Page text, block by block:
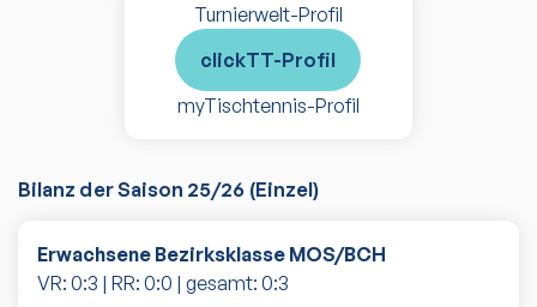
Turnierwelt-Profil
clickTT-Profil
myTischtennis-Profil
Bilanz der Saison 25/26 (Einzel)
Erwachsene Bezirksklasse MOS/BCH
VR: 0:3 | RR: 0:0 | gesamt: 0:3